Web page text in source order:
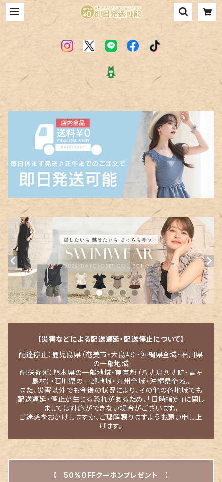
【災害などによる配送遅延・配送停止について】
配達停止：鹿児島県（奄美市・大島郡）・沖縄県全域・石川県
の一部地域
配送遅延：熊本県の一部地域・東京都（八丈島八丈町・青ヶ
島村）・石川県の一部地域・九州全域・沖縄県全域。
また、災害以外でも今後の状況により、その他の各地域でも
配送遅延・停止が生じる恐れがあるため、「日時指定」に関し
ましては対応ができない場合がございます。
ご迷惑をおかけしますが、ご理解賜りますようお願い申し上
げます。
【 50%OFFクーポンプレゼント 】